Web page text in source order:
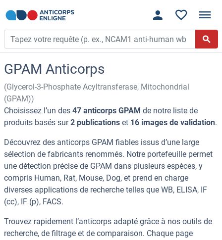
GPAM Anticorps
(Glycerol-3-Phosphate Acyltransferase, Mitochondrial
(GPAM))
Choisissez l’un des 47 anticorps GPAM de notre liste de
produits basés sur2 publications et 16 images de validation.
Découvrez des anticorps GPAM fiables issus d’une large
sélection de fabricants renommés. Notre portefeuille permet
une détection précise de GPAM dans plusieurs espèces, y
compris Human, Rat, Mouse, Dog, et prend en charge
diverses applications de recherche telles que WB, ELISA, IF
(cc), IF (p), FACS.
Trouvez rapidement l’anticorps adapté grâce à nos outils de
recherche, de filtrage et de comparaison. Chaque page